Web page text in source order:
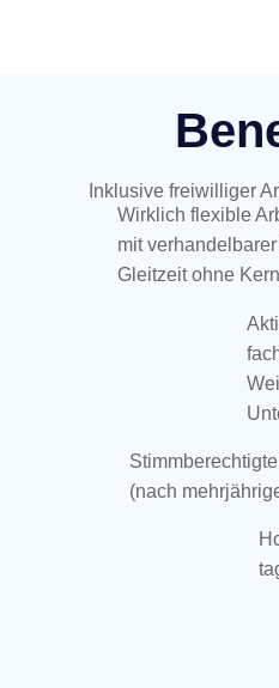
Inklusive freiwilliger
Wirklich flexible
mit
Gleitzeit ohne
(nach